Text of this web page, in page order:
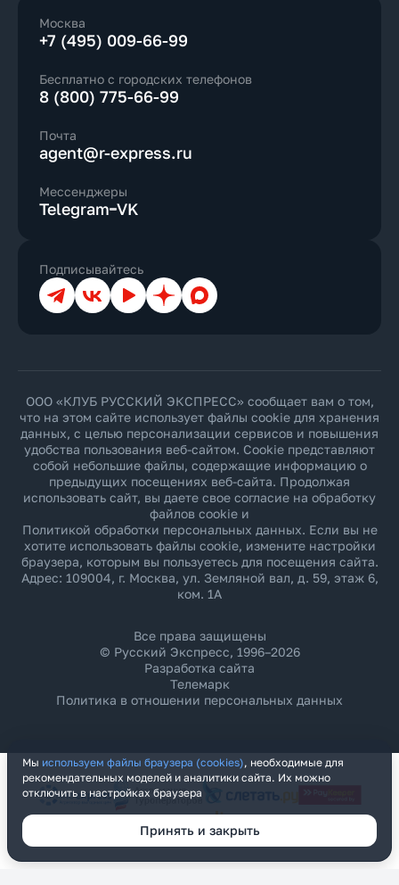
Москва
+7 (495) 009-66-99
Бесплатно с городских телефонов
8 (800) 775-66-99
Почта
agent@r-express.ru
Мессенджеры
Telegram VK
Подписывайтесь
ТелеграмВКонтакте
YouTubeДзен Max
ООО «КЛУБ РУССКИЙ ЭКСПРЕСС» сообщает вам о том,
что на этом сайте использует файлы cookie для хранения
данных, с целью персонализации сервисов и повышения
удобства пользования веб-сайтом. Cookie представляют
собой небольшие файлы, содержащие информацию о
предыдущих посещениях веб-сайта. Продолжая
использовать сайт, вы даете свое согласие на обработку
файлов cookie и
Политикой обработки персональных данных. Если вы не
хотите использовать файлы cookie, измените настройки
браузера, которым вы пользуетесь для посещения сайта.
Адрес: 109004, г. Москва, ул. Земляной вал, д. 59, этаж 6,
ком. 1А
Все права защищены
© Русский Экспресс, 1996–2026
Разработка сайта
Телемарк
Политика в отношении персональных данных
Мы используем файлы браузера (cookies), необходимые для
рекомендательных моделей и аналитики сайта. Их можно
отключить в настройках браузера
Принять и закрыть